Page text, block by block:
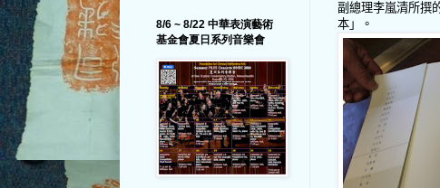
副總理李嵐清所撰
本」。
8/6 ~ 8/22 中華表演藝術
基金會夏日系列音樂會